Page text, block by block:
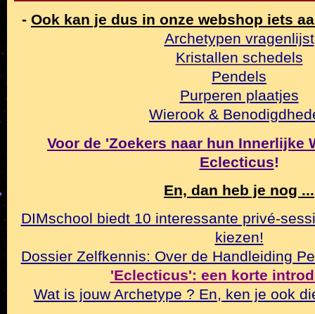
- Ook kan je dus in onze webshop iets
Archetypen vragenlijst
Kristallen schedels
Pendels
Purperen plaatjes
Wierook &
Voor de 'Zoekers naar hun Innerlijke
Eclecticus!
En, dan heb je nog ...
DIMschool biedt 10 interessante privé-
kiezen!
Dossier Zelfkennis: Over de Handleiding
'Eclecticus': een korte
Wat is jouw Archetype ? En, ken je ook